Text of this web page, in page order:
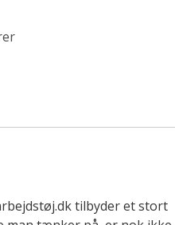
tilbyder et stort